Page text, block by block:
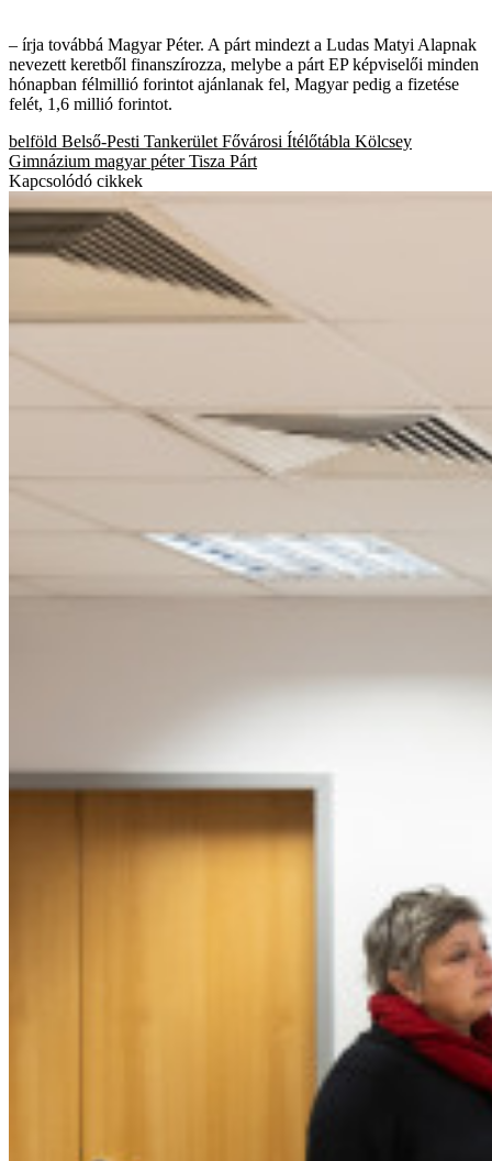
– írja továbbá Magyar Péter. A párt mindezt a Ludas Matyi Alapnak
nevezett keretből finanszírozza, melybe a párt EP képviselői minden
hónapban félmillió forintot ajánlanak fel, Magyar pedig a fizetése
felét, 1,6 millió forintot.
belföld Belső-Pesti Tankerület Fővárosi Ítélőtábla Kölcsey
Gimnázium magyar péter Tisza Párt
Kapcsolódó cikkek